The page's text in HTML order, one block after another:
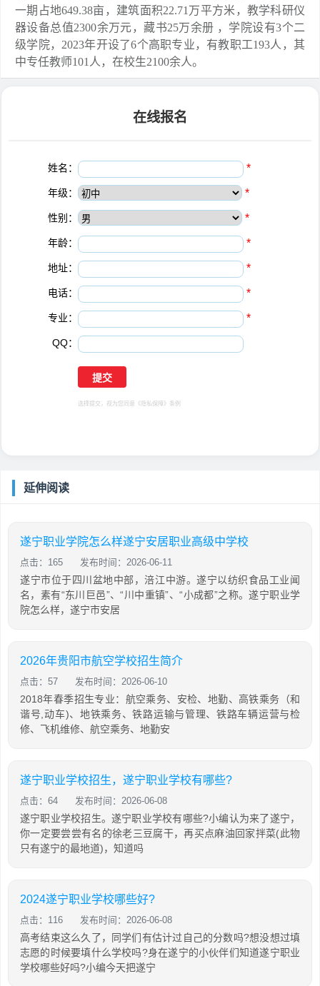
一期占地649.38亩，建筑面积22.71万平方米，教学科研仪
器设备总值2300余万元，藏书25万余册 ，学院设有3个二
级学院，2023年开设了6个高职专业，有教职工193人，其
中专任教师101人，在校生2100余人。
在线报名
姓名： *
年级： *
性别： *
年龄： *
地址： *
电话： *
专业： *
QQ：
选择提交，视为您同意 《隐私保障》 条例
延伸阅读
遂宁职业学院怎么样遂宁安居职业高级中学校
点击：165 发布时间：2026-06-11
遂宁市位于四川盆地中部，涪江中游。遂宁以纺织食品工业闻
名，素有“东川巨邑”、“川中重镇”、“小成都”之称。遂宁职业学
院怎么样，遂宁市安居
2026年贵阳市航空学校招生简介
点击：57 发布时间：2026-06-10
2018年春季招生专业：航空乘务、安检、地勤、高铁乘务（和
谐号,动车)、地铁乘务、铁路运输与管理、铁路车辆运营与检
修、飞机维修、航空乘务、地勤安
遂宁职业学校招生，遂宁职业学校有哪些?
点击：64 发布时间：2026-06-08
遂宁职业学校招生。遂宁职业学校有哪些?小编认为来了遂宁，
你一定要尝尝有名的徐老三豆腐干，再买点麻油回家拌菜(此物
只有遂宁的最地道)，知道吗
2024遂宁职业学校哪些好?
点击：116 发布时间：2026-06-08
高考结束这么久了，同学们有估计过自己的分数吗?想没想过填
志愿的时候要填什么学校吗?身在遂宁的小伙伴们知道遂宁职业
学校哪些好吗?小编今天把遂宁